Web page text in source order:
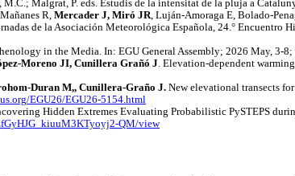
Malgrat, P. eds. Estudis de la intensitat de la pluja a
R, Mercader J, Miró JR, Luján-Amoraga E, Bolado-
de la Asociación Meteorológica Española, 24.° Encuentro
in the Media. In: EGU General Assembly; 2026 May, 3-8;
Moreno JI, Cunillera Grañó J . Elevation-dependent
Duran M,, Cunillera-Graño J.New elevational transects
EGU26/EGU26-5154.html
Hidden Extremes Evaluating Probabilistic PySTEPS
QM/view